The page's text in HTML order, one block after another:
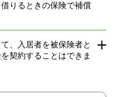
りるときの保険で補償
、入居者を被保険者と
契約することはできま